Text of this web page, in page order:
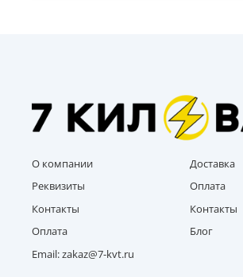
О компании
Реквизиты
Контакты
Оплата
Email: zakaz@7-kvt.ru
Доставка
Оплата
Контакты
Блог